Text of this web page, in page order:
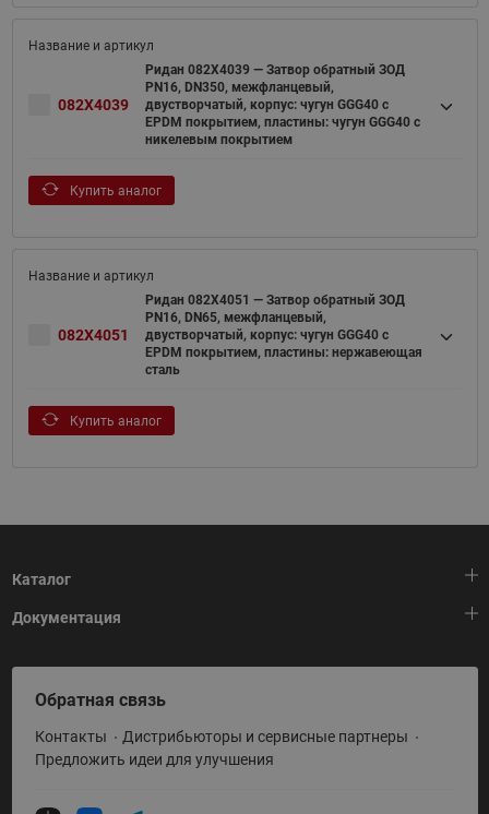
082X4039
Ридан 082X4039 — Затвор обратный ЗОД
PN16, DN350, межфланцевый,
двустворчатый, корпус: чугун GGG40 c
EPDM покрытием, пластины: чугун GGG40 с
никелевым покрытием
Купить аналог
082X4051
Ридан 082X4051 — Затвор обратный ЗОД
PN16, DN65, межфланцевый,
двустворчатый, корпус: чугун GGG40 c
EPDM покрытием, пластины: нержавеющая
сталь
Купить аналог
Каталог
Тепловая автоматика
Холодильная техника
Приводная техника
Промышленная автоматика
Документация
HeatPlatform (Тепловая платформа)
Полезные программы и инструменты
Условия поставки
Обратная связь
Контакты
Дистрибьюторы и сервисные партнеры
Предложить идеи для улучшения